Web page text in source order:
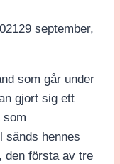
29 september,
som går under
gjort sig ett
som
sänds hennes
den första av tre